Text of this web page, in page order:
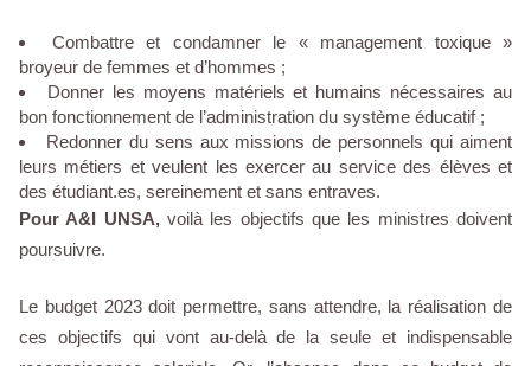
Combattre et condamner le « management toxique »
broyeur de femmes et d’hommes ;
Donner les moyens matériels et humains nécessaires au
bon fonctionnement de l’administration du système éducatif ;
Redonner du sens aux missions de personnels qui aiment
leurs métiers et veulent les exercer au service des élèves et
des étudiant.es, sereinement et sans entraves.
Pour A&I UNSA,voilà les objectifs que les ministres doivent
poursuivre.
Le budget 2023 doit permettre, sans attendre, la réalisation de
ces objectifs qui vont au-delà de la seule et indispensable